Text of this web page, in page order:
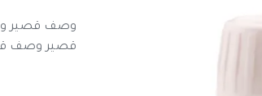
وصف قصير
قصير وصف